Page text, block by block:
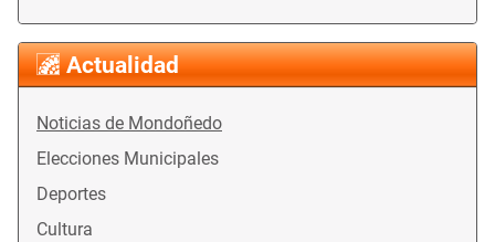
Actualidad
Noticias de Mondoñedo
Elecciones Municipales
Deportes
Cultura